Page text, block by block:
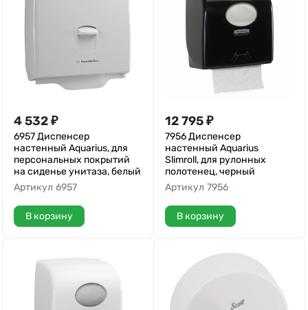
4 532₽
6957 Диспенсер
настенный Aquarius, для
персональных покрытий
на сиденье унитаза, белый
Артикул 6957
В корзину
12 795₽
7956 Диспенсер
настенный Aquarius
Slimroll, для рулонных
полотенец, черный
Артикул 7956
В корзину